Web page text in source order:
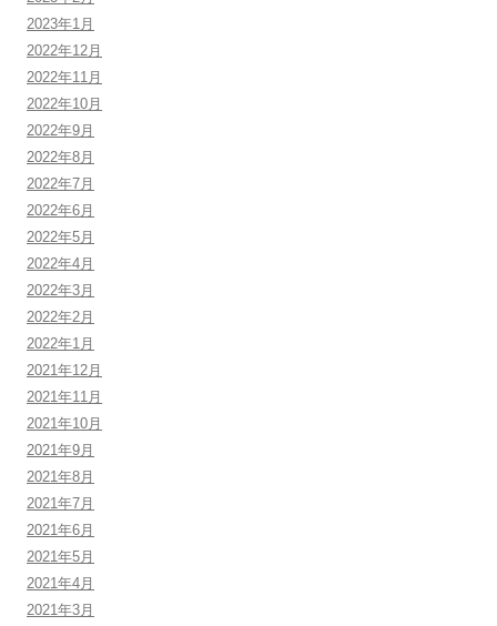
2023年1月
2022年12月
2022年11月
2022年10月
2022年9月
2022年8月
2022年7月
2022年6月
2022年5月
2022年4月
2022年3月
2022年2月
2022年1月
2021年12月
2021年11月
2021年10月
2021年9月
2021年8月
2021年7月
2021年6月
2021年5月
2021年4月
2021年3月